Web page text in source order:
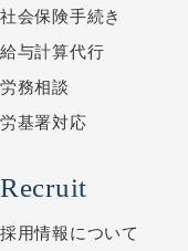
社会保険手続き
給与計算代行
労務相談
労基署対応
Recruit
採用情報について